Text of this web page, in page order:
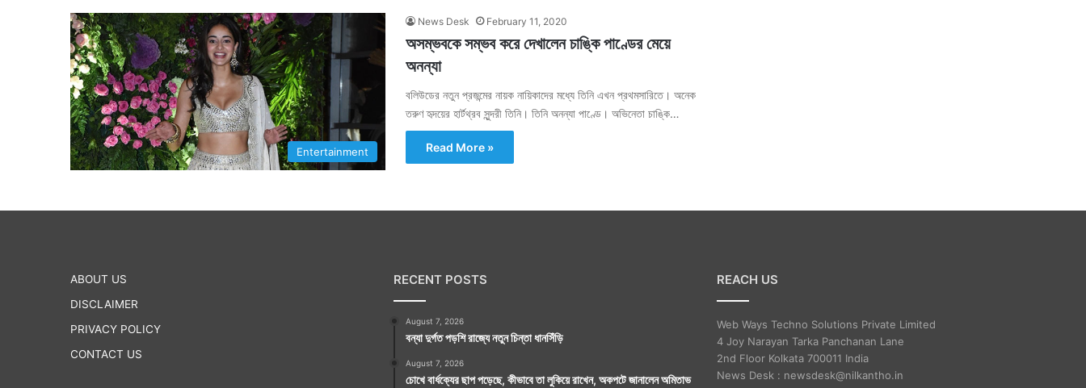
Entertainment
News Desk February 11, 2020
অসম্ভবকে সম্ভব করে দেখালেন চাঙ্কি পাণ্ডের মেয়ে
অনন্যা
বলিউডের নতুন প্রজন্মের নায়ক নায়িকাদের মধ্যে তিনি এখন প্রথমসারিতে। অনেক
তরুণ হৃদয়ের হার্টথ্রব সুন্দরী তিনি। তিনি অনন্যা পাণ্ডে। অভিনেতা চাঙ্কি…
Read More »
ABOUT US
DISCLAIMER
PRIVACY POLICY
CONTACT US
RECENT POSTS
August 7, 2026
বন্যা দুর্গত পড়শি রাজ্যে নতুন চিন্তা ধানসিঁড়ি
August 7, 2026
চোখে বার্ধক্যের ছাপ পড়েছে, কীভাবে তা লুকিয়ে রাখেন, অকপটে জানালেন অমিতাভ
REACH US
Web Ways Techno Solutions Private Limited
4 Joy Narayan Tarka Panchanan Lane
2nd Floor Kolkata 700011 India
News Desk : newsdesk@nilkantho.in